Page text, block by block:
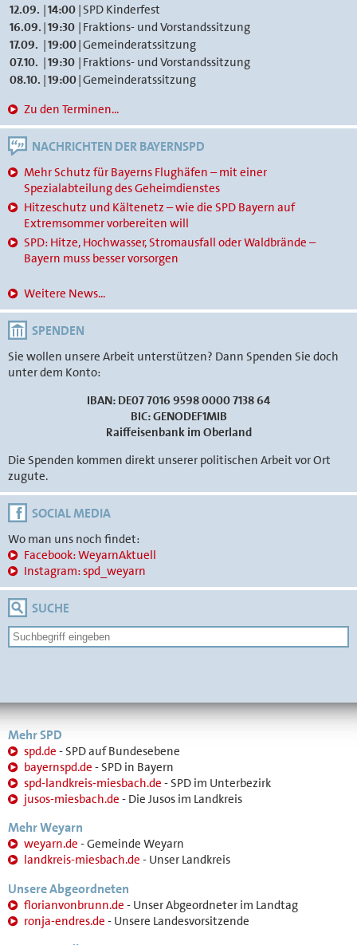
12.09. |14:00 |SPD Kinderfest
16.09. |19:30 | Fraktions- und Vorstandssitzung
17.09. |19:00|Gemeinderatssitzung
07.10. |19:30 | Fraktions- und Vorstandssitzung
08.10. |19:00|Gemeinderatssitzung
Zu den Terminen...
NACHRICHTEN DER BAYERNSPD
Mehr Schutz für Bayerns Flughäfen – mit einer
Spezialabteilung des Geheimdienstes
Hitzeschutz und Kältenetz – wie die SPD Bayern auf
Extremsommer vorbereiten will
SPD: Hitze, Hochwasser, Stromausfall oder Waldbrände –
Bayern muss besser vorsorgen
Weitere News...
SPENDEN
Sie wollen unsere Arbeit unterstützen? Dann Spenden Sie doch
unter dem Konto:
IBAN: DE07 7016 9598 0000 7138 64
BIC: GENODEF1MIB
Raiffeisenbank im Oberland
Die Spenden kommen direkt unserer politischen Arbeit vor Ort
zugute.
SOCIAL MEDIA
Wo man uns noch findet:
Facebook: WeyarnAktuell
Instagram: spd_weyarn
SUCHE
Mehr SPD
spd.de - SPD auf Bundesebene
bayernspd.de - SPD in Bayern
spd-landkreis-miesbach.de - SPD im Unterbezirk
jusos-miesbach.de - Die Jusos im Landkreis
Mehr Weyarn
weyarn.de - Gemeinde Weyarn
landkreis-miesbach.de - Unser Landkreis
Unsere Abgeordneten
florianvonbrunn.de - Unser Abgeordneter im Landtag
ronja-endres.de - Unsere Landesvorsitzende